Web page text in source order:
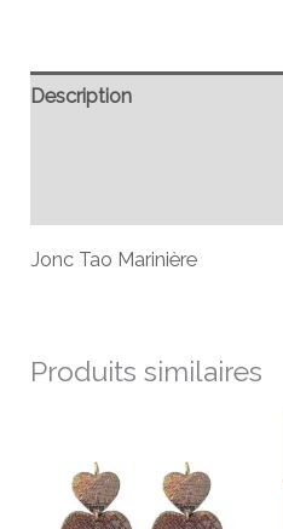
Description
Jonc Tao Marinière
Produits similaires